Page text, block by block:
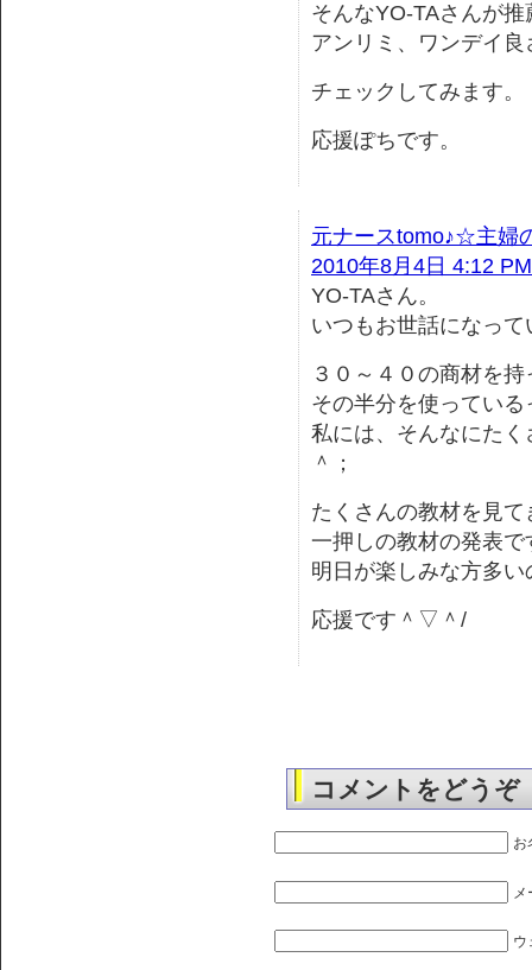
そんなYO-TAさんが推
アンリミ、ワンデイ
チェックしてみます。
応援ぽちです。
元ナースtomo♪☆主婦
2010年8月4日 4:12 PM
YO-TAさん。
いつもお世話になって
３０～４０の商材を
その半分を使ってい
私には、そんなにた
＾；
たくさんの教材を見
一押しの教材の発表で
明日が楽しみな方多い
応援です＾▽＾/
コメントをどうぞ
お
ウ